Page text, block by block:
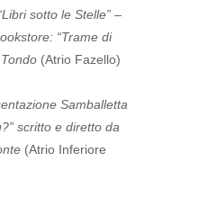
sotto le Stelle” –
“Trame di
(Atrio Fazello)
Samballetta
scritto e diretto da
(Atrio Inferiore